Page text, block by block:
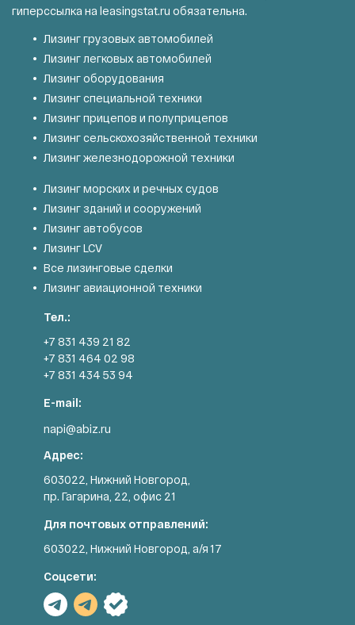
гиперссылка на leasingstat.ru обязательна.
Лизинг грузовых автомобилей
Лизинг легковых автомобилей
Лизинг оборудования
Лизинг специальной техники
Лизинг прицепов и полуприцепов
Лизинг сельскохозяйственной техники
Лизинг железнодорожной техники
Лизинг морских и речных судов
Лизинг зданий и сооружений
Лизинг автобусов
Лизинг LCV
Все лизинговые сделки
Лизинг авиационной техники
Тел.:
+7 831 439 21 82
+7 831 464 02 98
+7 831 434 53 94
E-mail:
napi@abiz.ru
Адрес:
603022, Нижний Новгород,
пр. Гагарина, 22, офис 21
Для почтовых отправлений:
603022, Нижний Новгород, а/я 17
Соцсети: